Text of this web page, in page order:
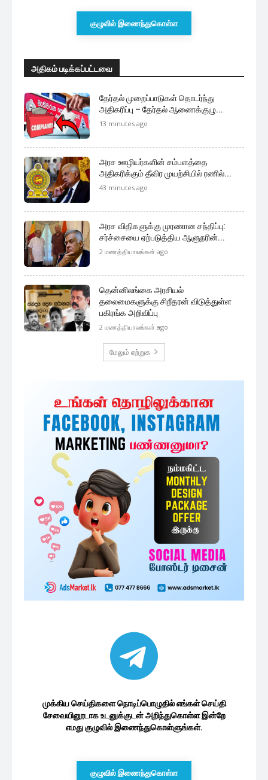
குழுவில் இணைந்துகொள்ள
அதிகம் படிக்கப்பட்டவை
தேர்தல் முறைப்பாடுகள் தொடர்ந்து
அதிகரிப்பு – தேர்தல் ஆணைக்குழு...
13 minutes ago
அரச ஊழியர்களின் சம்பளத்தை
அதிகரிக்கும் தீவிர முயற்சியில் ரணில்...
43 minutes ago
அரச விதிகளுக்கு முரணான சந்திப்பு:
சர்ச்சையை ஏற்படுத்திய ஆளுநரின்...
2 மணத்தியாலங்கள் ago
தென்னிலங்கை அரசியல்
தலைமைகளுக்கு சிறீதரன் விடுத்துள்ள
பகிரங்க அறிவிப்பு
2 மணத்தியாலங்கள் ago
மேலும் ஏற்றுக
முக்கிய செய்திகளை நொடிப்பொழுதில் எங்கள் செய்தி
சேவையினூடாக உடனுக்குடன் அறிந்துகொள்ள இன்றே
எமது குழுவில் இணைந்துகொள்ளுங்கள்.
குழுவில் இணைந்துகொள்ள